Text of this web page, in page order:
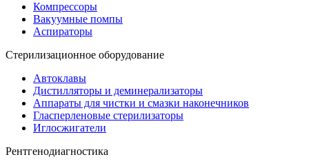
Компрессоры
Вакуумные помпы
Аспираторы
Стерилизационное оборудование
Автоклавы
Дистилляторы и деминерализаторы
Аппараты для чистки и смазки наконечников
Гласперленовые стерилизаторы
Иглосжигатели
Рентгенодиагностика